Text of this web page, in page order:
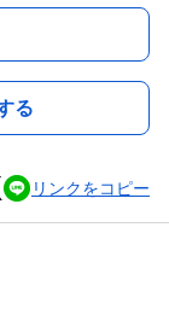
る
リンクをコピー